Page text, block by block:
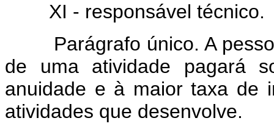
XI - responsável técnico.
Parágrafo único. A
de uma atividade pagará
anuidade e à maior taxa de
atividades que desenvolve.